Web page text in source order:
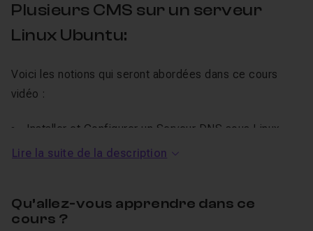
Plusieurs CMS sur un serveur
Linux Ubuntu:
Voici les notions qui seront abordées dans ce cours
vidéo :
Installer et Configurer un Serveur DNS sous Linux
Ubuntu Serveur avec
Bind9.
Installer et Configurer un Serveur Web sous Linux
Ubuntu Serveur avec
Lire la suite de la description
Qu’allez-vous apprendre dans ce
cours ?